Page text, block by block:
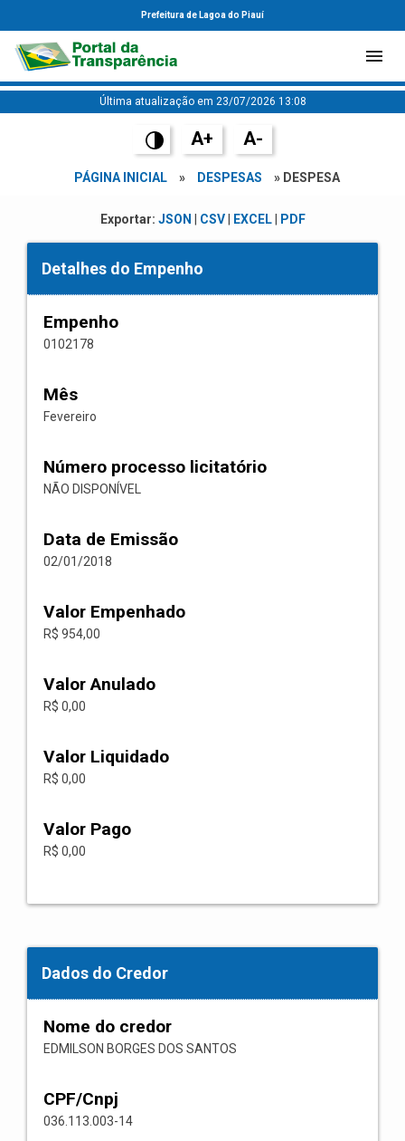
Prefeitura de Lagoa do Piauí
Última atualização em 23/07/2026 13:08
A+ A-
PÁGINA INICIAL » DESPESAS » DESPESA
Exportar: JSON CSV| EXCEL| PDF
Detalhes do Empenho
Empenho
0102178
Mês
Fevereiro
Número processo licitatório
NÃO DISPONÍVEL
Data de Emissão
02/01/2018
Valor Empenhado
R$ 954,00
Valor Anulado
R$ 0,00
Valor Liquidado
R$ 0,00
Valor Pago
R$ 0,00
Dados do Credor
Nome do credor
EDMILSON BORGES DOS SANTOS
CPF/Cnpj
036.113.003-14